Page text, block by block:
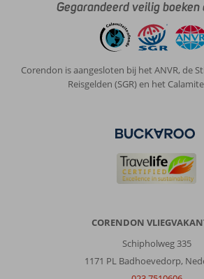
Gegarandeerd veilig boeken
Corendon is aangesloten bij het ANVR, de
Reisgelden (SGR) en het
CORENDON
Schipholweg 335
1171 PL Badhoevedorp,